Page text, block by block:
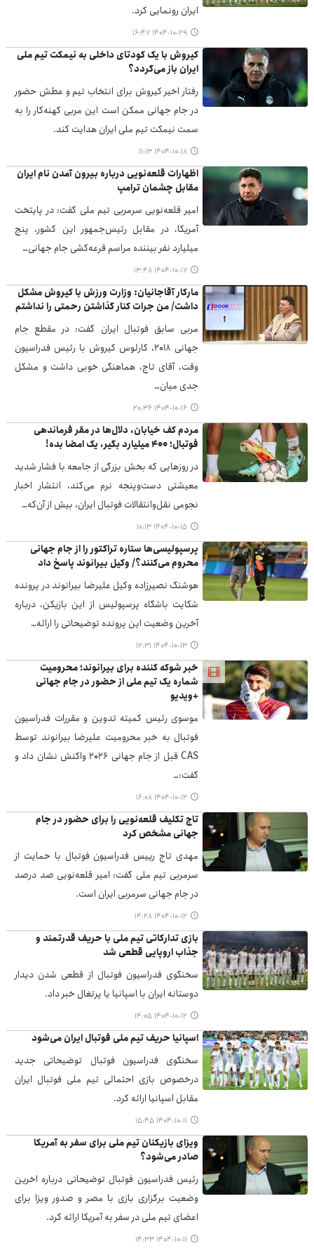
ایران رونمایی کرد.
۱۴۰۴-۱۰-۲۹ ۱۶:۴۷
کیروش با یک کودتای داخلی به نیمکت تیم ملی
ایران باز می‌گردد؟
رفتار اخیر کیروش برای انتخاب تیم و عطش حضور
در جام جهانی ممکن است این مربی کهنه‌کار را به
سمت نیمکت تیم ملی ایران هدایت کند.
۱۴۰۴-۱۰-۱۸ ۱۱:۱۳
اظهارات قلعه‌نویی درباره بیرون آمدن نام ایران
مقابل چشمان ترامپ
امیر قلعه‌نویی سرمربی تیم ملی گفت: در پایتخت
آمریکا، در مقابل رئیس‌جمهور این کشور، پنج
میلیارد نفر بیننده مراسم قرعه‌کشی جام جهانی…
۱۴۰۴-۱۰-۱۷ ۱۳:۴۸
مارکار آقاجانیان: وزارت ورزش با کیروش مشکل
داشت/ من جرات کنار گذاشتن رحمتی را نداشتم
مربی سابق فوتبال ایران گفت: در مقطع جام
جهانی ۲۰۱۸، کارلوس کیروش با رئیس فدراسیون
وقت، آقای تاج، هماهنگی خوبی داشت و مشکل
جدی میان…
۱۴۰۴-۱۰-۱۶ ۲۰:۳۶
مردم کف خیابان، دلال‌ها در مقر فرماندهی
فوتبال؛ ۴۰۰ میلیارد بگیر، یک امضا بده!
در روزهایی که بخش بزرگی از جامعه با فشار شدید
معیشتی دست‌وپنجه نرم می‌کند، انتشار اخبار
نجومی نقل‌وانتقالات فوتبال ایران، بیش از آن‌که…
۱۴۰۴-۱۰-۱۵ ۱۰:۱۳
پرسپولیسی‌ها ستاره تراکتور را از جام جهانی
محروم می‌کنند؟/ وکیل بیرانوند پاسخ داد
هوشنگ نصیرزاده وکیل علیرضا بیرانوند در پرونده
شکایت باشگاه پرسپولیس از این بازیکن، درباره
آخرین وضعیت این پرونده توضیحاتی را ارائه…
۱۴۰۴-۱۰-۱۳ ۱۲:۳۱
خبر شوکه کننده برای بیرانوند؛ محرومیت
شماره یک تیم ملی از حضور در جام جهانی
+ویدیو
موسوی رئیس کمیته تدوین و مقررات فدراسیون
فوتبال به خبر محرومیت علیرضا بیرانوند توسط
CAS قبل از جام جهانی ۲۰۲۶ واکنش نشان داد و
گفت:…
۱۴۰۴-۱۰-۱۲ ۱۶:۰۸
تاج تکلیف قلعه‌نویی را برای حضور در جام
جهانی مشخص کرد
مهدی تاج رییس فدراسیون فوتبال با حمایت از
سرمربی تیم ملی گفت: امیر قلعه‌نویی صد درصد
در جام جهانی سرمربی ایران است.
۱۴۰۴-۱۰-۱۲ ۱۴:۲۸
بازی تدارکاتی تیم ملی با حریف قدرتمند و
جذاب اروپایی قطعی شد
سخنگوی فدراسیون فوتبال از قطعی شدن دیدار
دوستانه ایران با اسپانیا یا پرتغال خبر داد.
۱۴۰۴-۱۰-۱۲ ۱۴:۰۵
اسپانیا حریف تیم ملی فوتبال ایران می‌شود
سخنگوی فدراسیون فوتبال توضیحاتی جدید
درخصوص بازی احتمالی تیم ملی فوتبال ایران
مقابل اسپانیا ارائه کرد.
۱۴۰۴-۱۰-۱۱ ۱۵:۴۵
ویزای بازیکنان تیم ملی برای سفر به آمریکا
صادر می‌شود؟
رئیس فدراسیون فوتبال توضیحاتی درباره اخرین
وضعیت برگزاری بازی با مصر و صدور ویزا برای
اعضای تیم ملی در سفر به آمریکا ارائه کرد.
۱۴۰۴-۱۰-۱۱ ۱۴:۳۳